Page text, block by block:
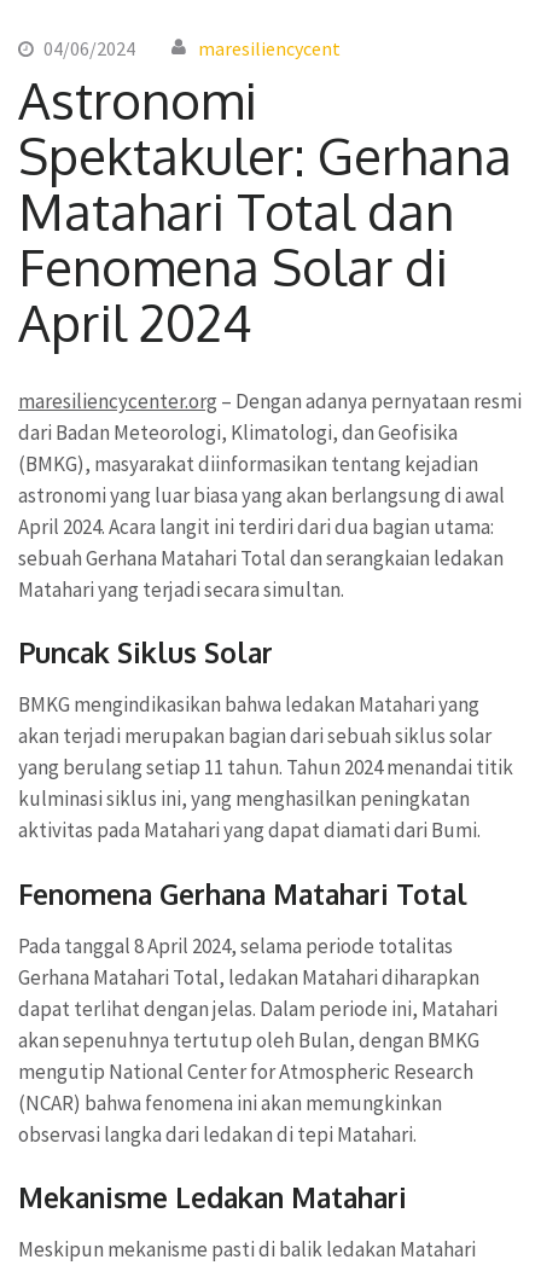
04/06/2024 maresiliencycent
Astronomi
Spektakuler: Gerhana
Matahari Total dan
Fenomena Solar di
April 2024
maresiliencycenter.org – Dengan adanya pernyataan resmi
dari Badan Meteorologi, Klimatologi, dan Geofisika
(BMKG), masyarakat diinformasikan tentang kejadian
astronomi yang luar biasa yang akan berlangsung di awal
April 2024. Acara langit ini terdiri dari dua bagian utama:
sebuah Gerhana Matahari Total dan serangkaian ledakan
Matahari yang terjadi secara simultan.
Puncak Siklus Solar
BMKG mengindikasikan bahwa ledakan Matahari yang
akan terjadi merupakan bagian dari sebuah siklus solar
yang berulang setiap 11 tahun. Tahun 2024 menandai titik
kulminasi siklus ini, yang menghasilkan peningkatan
aktivitas pada Matahari yang dapat diamati dari Bumi.
Fenomena Gerhana Matahari Total
Pada tanggal 8 April 2024, selama periode totalitas
Gerhana Matahari Total, ledakan Matahari diharapkan
dapat terlihat dengan jelas. Dalam periode ini, Matahari
akan sepenuhnya tertutup oleh Bulan, dengan BMKG
mengutip National Center for Atmospheric Research
(NCAR) bahwa fenomena ini akan memungkinkan
observasi langka dari ledakan di tepi Matahari.
Mekanisme Ledakan Matahari
Meskipun mekanisme pasti di balik ledakan Matahari